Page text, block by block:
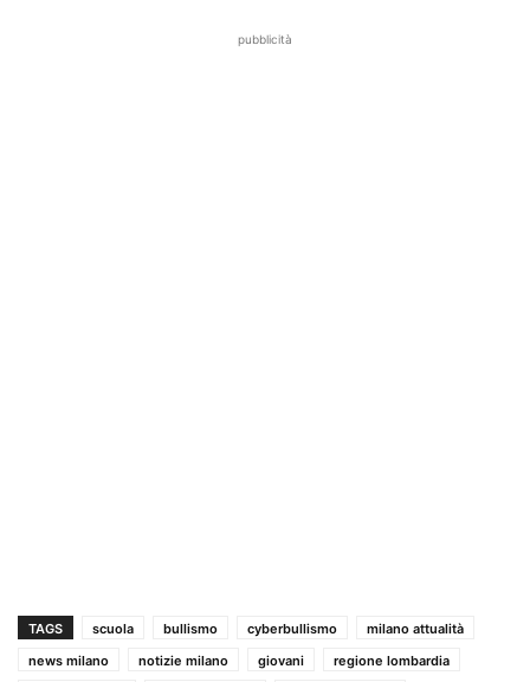
pubblicità
TAGS scuola bullismo cyberbullismo
milano attualità
news milano
notizie milano giovani
regione lombardia